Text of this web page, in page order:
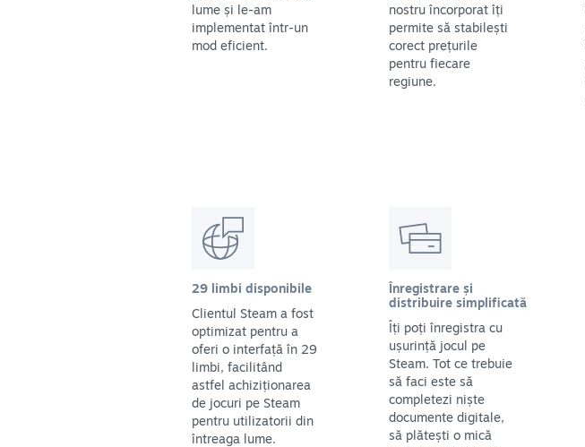
lume și le-am
implementat într-un
mod eficient.
nostru încorporat îți
permite să stabilești
corect prețurile
pentru fiecare
regiune.
29 limbi disponibile
Clientul Steam a fost
optimizat pentru a
oferi o interfață în 29
limbi, facilitând
astfel achiziționarea
de jocuri pe Steam
pentru utilizatorii din
întreaga lume.
Înregistrare și
distribuire simplificată
Îți poți înregistra cu
ușurință jocul pe
Steam. Tot ce trebuie
să faci este să
completezi niște
documente digitale,
să plătești o mică